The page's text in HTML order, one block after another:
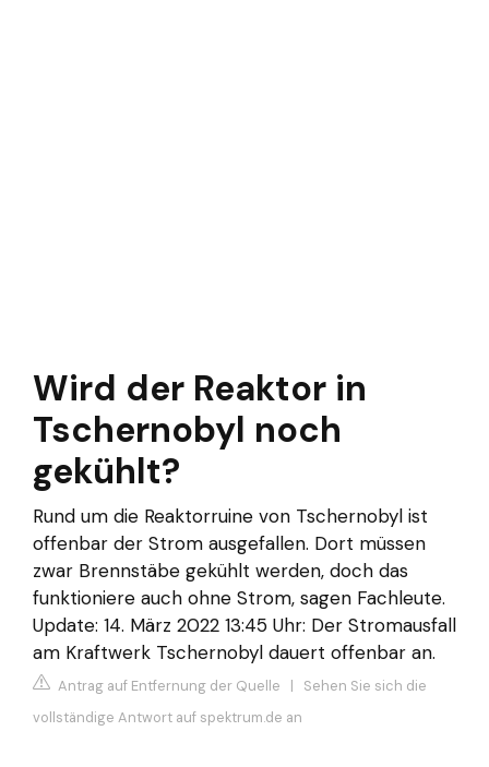
Wird der Reaktor in
Tschernobyl noch
gekühlt?
Rund um die Reaktorruine von Tschernobyl ist
offenbar der Strom ausgefallen. Dort müssen
zwar Brennstäbe gekühlt werden, doch das
funktioniere auch ohne Strom, sagen Fachleute.
Update: 14. März 2022 13:45 Uhr: Der Stromausfall
am Kraftwerk Tschernobyl dauert offenbar an.
Antrag auf Entfernung der Quelle | Sehen Sie sich die
vollständige Antwort auf spektrum.de an